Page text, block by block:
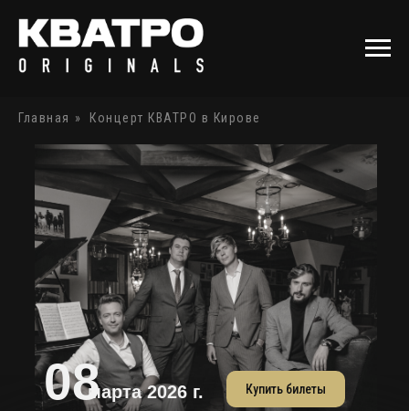
Главная » Концерт КВАТРО в Кирове
08марта 2026 г. Купить билеты